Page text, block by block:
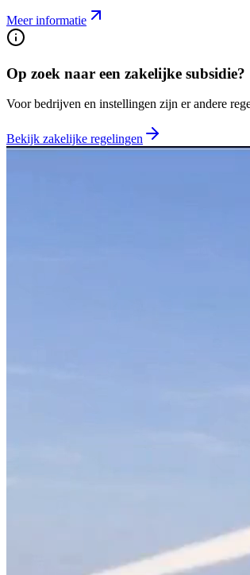
Meer informatie
Op zoek naar een zakelijke subsidie?
Voor bedrijven en instellingen zijn er andere
Bekijk zakelijke regelingen